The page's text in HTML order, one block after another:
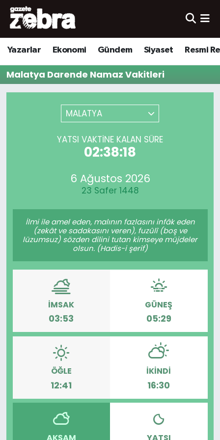
Yazarlar Ekonomi Gündem Siyaset Resmi
Malatya Darende Namaz Vakitleri
MALATYA
YATSI VAKTINE KALAN SÜRE
02:38:18
6 Ağustos 2026
23 Safer 1448
İlmi ile amel eden, malının fazlasını infâk eden
(zekât ve sadakasını veren), fuzûlî (boş ve
lüzumsuz) sözden dilini tutan kimseye müjdeler
olsun. (Hadis-i şerif)
İMSAK
03:53
GÜNEŞ
05:29
ÖĞLE
12:41
İKINDI
16:30
AKŞAM YATSI
Yazarlar
Ekonomi
Kültür-Sanat
Nöbetçi Eczaneler
Hava Durumu
Trafik Durumu
Süper Lig Puan Durumu ve Fikstür
Tüm Manşetler